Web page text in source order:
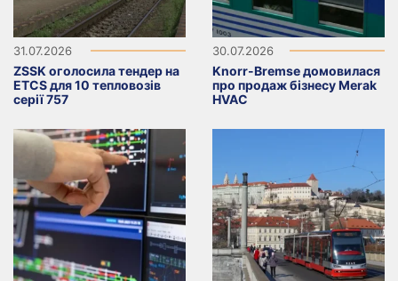
31.07.2026
ZSSK оголосила тендер на
ETCS для 10 тепловозів
серії 757
30.07.2026
Knorr-Bremse домовилася
про продаж бізнесу Merak
HVAC